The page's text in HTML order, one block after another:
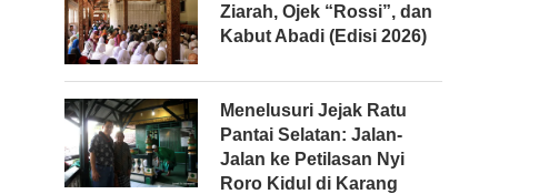
Ziarah, Ojek “Rossi”, dan
Kabut Abadi (Edisi 2026)
Menelusuri Jejak Ratu
Pantai Selatan: Jalan-
Jalan ke Petilasan Nyi
Roro Kidul di Karang